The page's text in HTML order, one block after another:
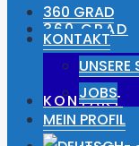
360 GRAD
KONTAKT
360 GRAD
KONTAKT
UNSERE
JOBS
MEIN PROFIL